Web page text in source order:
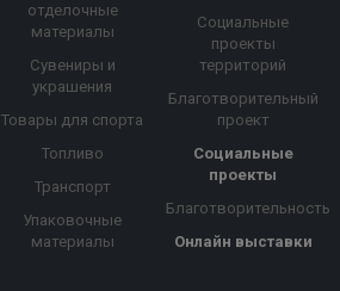
отделочные
материалы
Сувениры и
украшения
Товары для спорта
Топливо
Транспорт
Упаковочные
материалы
Социальные
проекты
территорий
Благотворительный
проект
Социальные
проекты
Благотворительность
Онлайн выставки